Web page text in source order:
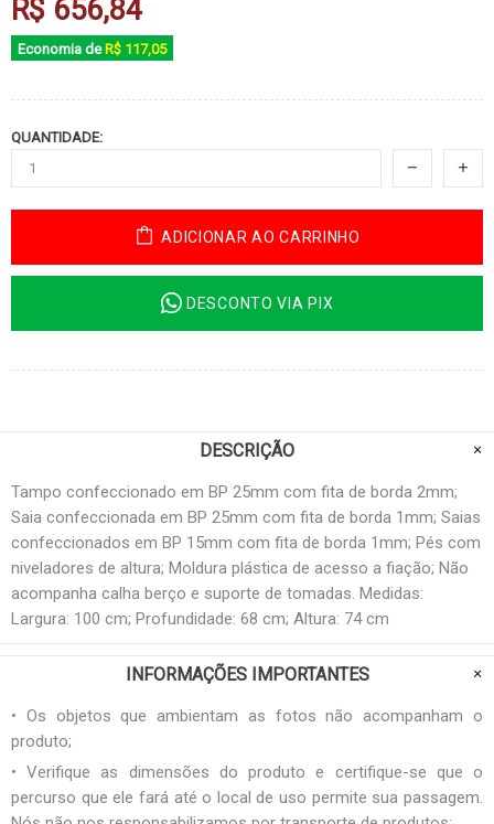
R$ 656,84
Economia de R$ 117,05
QUANTIDADE:
ADICIONAR AO CARRINHO
DESCONTO VIA PIX
DESCRIÇÃO
Tampo confeccionado em BP 25mm com fita de borda 2mm;
Saia confeccionada em BP 25mm com fita de borda 1mm; Saias
confeccionados em BP 15mm com fita de borda 1mm; Pés com
niveladores de altura; Moldura plástica de acesso a fiação; Não
acompanha calha berço e suporte de tomadas. Medidas:
Largura: 100 cm; Profundidade: 68 cm; Altura: 74 cm
INFORMAÇÕES IMPORTANTES
• Os objetos que ambientam as fotos não acompanham o
produto;
• Verifique as dimensões do produto e certifique-se que o
percurso que ele fará até o local de uso permite sua passagem.